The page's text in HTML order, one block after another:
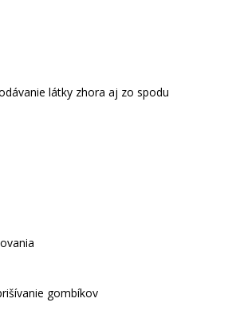
látky zhora aj zo spodu
gombíkov